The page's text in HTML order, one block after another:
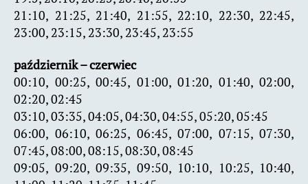
21:10, 21:25, 21:40, 21:55, 22:10, 22:30, 22:45,
23:00, 23:15, 23:30, 23:45, 23:55
październik – czerwiec
00:10, 00:25, 00:45, 01:00, 01:20, 01:40, 02:00,
02:20, 02:45
03:10, 03:35, 04:05, 04:30, 04:55, 05:20, 05:45
06:00, 06:10, 06:25, 06:45, 07:00, 07:15, 07:30,
07:45, 08:00, 08:15, 08:30, 08:45
09:05, 09:20, 09:35, 09:50, 10:10, 10:25, 10:40,